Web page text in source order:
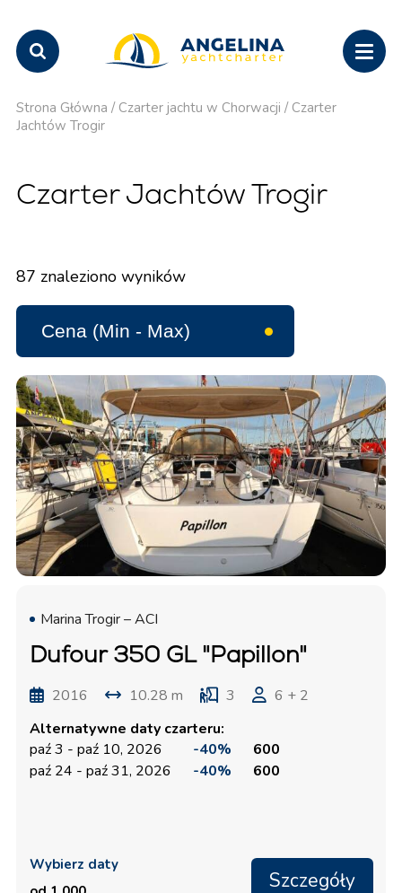
Strona Główna / Czarter jachtu w Chorwacji / Czarter
Jachtów Trogir
Czarter Jachtów Trogir
87 znaleziono wyników
Marina Trogir – ACI
Dufour 350 GL "Papillon"
2016 10.28 m 3
6 + 2
Alternatywne daty czarteru:
paź 3 - paź 10, 2026
-40%
600
paź 24 - paź 31, 2026
-40% 600
Wybierz daty
Szczegóły